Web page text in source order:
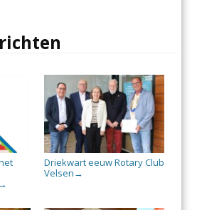
→
Driekwart eeuw Rotary Club
Velsen →